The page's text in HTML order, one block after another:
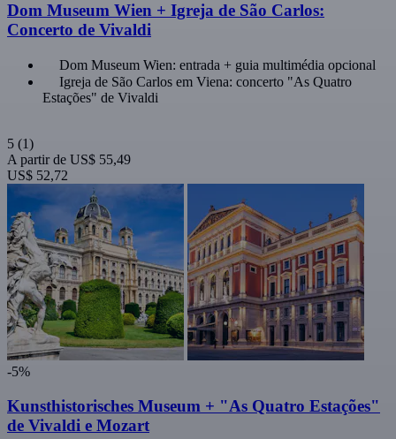
Dom Museum Wien + Igreja de São Carlos:
Concerto de Vivaldi
Dom Museum Wien: entrada + guia multimédia opcional
Igreja de São Carlos em Viena: concerto "As Quatro
Estações" de Vivaldi
5 (1)
A partir de US$ 55,49
US$ 52,72
-5%
Kunsthistorisches Museum + "As Quatro Estações"
de Vivaldi e Mozart